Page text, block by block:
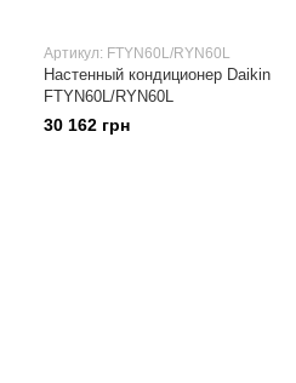
Артикул: FTYN60L/RYN60L
Настенный кондиционер Daikin
FTYN60L/RYN60L
30 162 грн